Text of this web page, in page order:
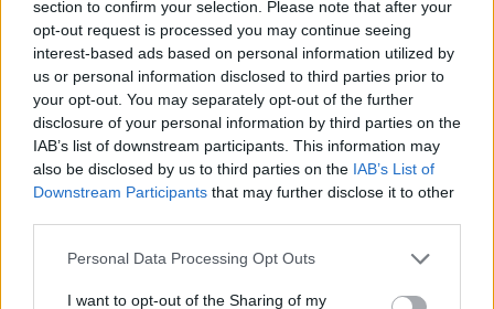
section to confirm your selection. Please note that after your
opt-out request is processed you may continue seeing
interest-based ads based on personal information utilized by
us or personal information disclosed to third parties prior to
your opt-out. You may separately opt-out of the further
disclosure of your personal information by third parties on the
IAB’s list of downstream participants. This information may
also be disclosed by us to third parties on the IAB’s List of
Downstream Participants that may further disclose it to other
Personal Data Processing Opt Outs
I want to opt-out of the Sharing of my
Margine netto
Indicatori calcolati dai dati dell'ultimo bilancio disponibile.
Confronto di settore
Il fatturato di Cantina Di Tortona - Vignaioli Del Tortonese
Soc.coop.agr. (1.506.124 euro) èsuperiore allamediana
delle aziende dello stesso settore in provincia di AL